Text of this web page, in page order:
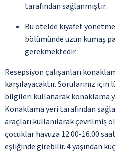
tarafından sağlanmıştır.
Bu otelde kıyafet
bölümünde uzun kumaş
gerekmektedir.
Resepsiyon çalışanları
karşılayacaktır. Sorularınız
bilgileri kullanarak konaklama
Konaklama yeri tarafından
araçları kullanılarak çevrilmiş
çocuklar havuza 12.00-16.00
eşliğinde girebilir. 4 yaşından